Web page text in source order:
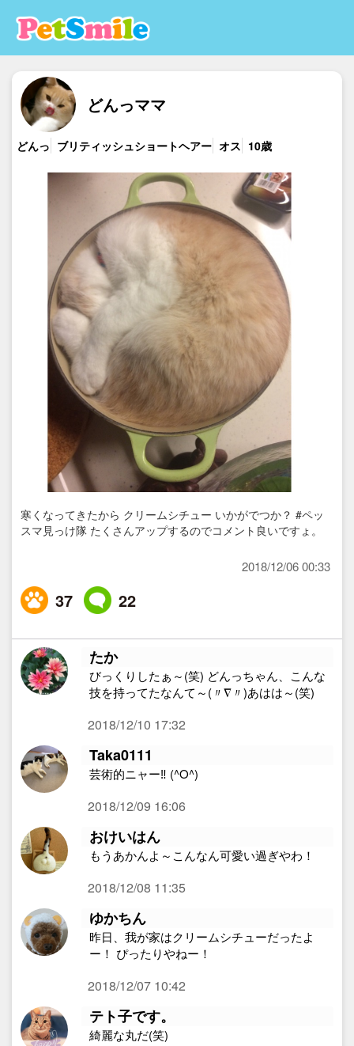
どんっママ
どんっ ブリティッシュショートヘアー オス 10歳
寒くなってきたから クリームシチュー いかがでつか？ #ペッ
スマ見っけ隊 たくさんアップするのでコメント良いですょ。
2018/12/06 00:33
37 22
たか
びっくりしたぁ～(笑) どんっちゃん、こんな
技を持ってたなんて～(〃∇〃)あはは～(笑)
2018/12/10 17:32
Taka0111
芸術的ニャー‼︎ (^O^)
2018/12/09 16:06
おけいはん
もうあかんよ～こんなん可愛い過ぎやわ！
2018/12/08 11:35
ゆかちん
昨日、我が家はクリームシチューだったよ
ー！ ぴったりやねー！
2018/12/07 10:42
テト子です。
綺麗な丸だ(笑)